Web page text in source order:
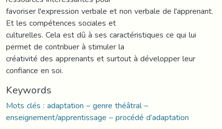
favoriser l'expression verbale et non verbale de l'apprenant.
Et les compétences sociales et
culturelles. Cela est dȗ à ses caractéristiques ce qui lui
permet de contribuer à stimuler la
créativité des apprenants et surtout à développer leur
confiance en soi.
Keywords
Mots clés : adaptation – genre théâtral –
enseignement/apprentissage – procédé d’adaptation